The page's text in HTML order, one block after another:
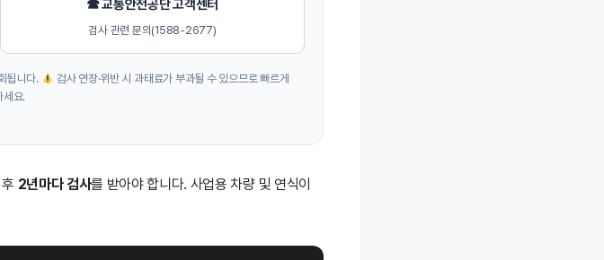
☎ 교통안전공단 고객센터
검사 관련 문의(1588-2677)
됩니다.
검사 연장·위반 시 과태료가 부과될 수 있으므로 빠르게
세요.
2년마다 검사를 받아야 합니다. 사업용 차량 및 연식이